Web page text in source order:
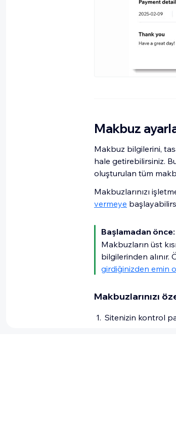
Makbuz
Makbuz bilgilerini,
hale getirebilirsiniz.
oluşturulan tüm
Makbuzlarınızı
vermeye
Başlamadan önce:
Makbuzların üst
bilgilerinden
girdiğinizden emin
Makbuzlarınızı
Sitenizin kontrol